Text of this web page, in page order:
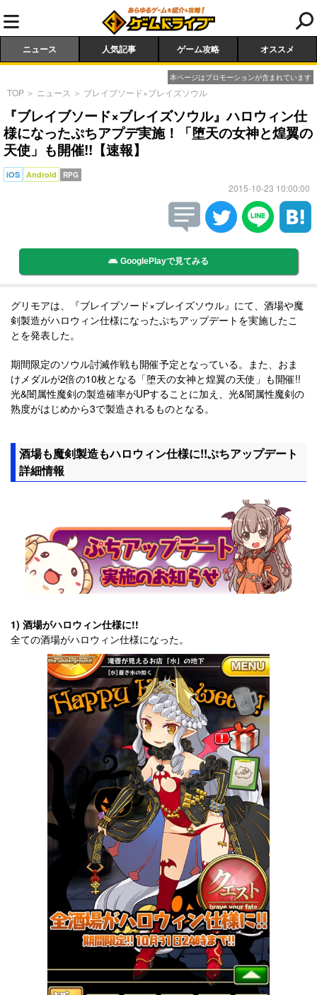
ニュース 人気記事 ゲーム攻略 オススメ
本ページはプロモーションが含まれています
TOP ＞ ニュース ＞ ブレイブソード×ブレイズソウル
『ブレイブソード×ブレイズソウル』ハロウィン仕
様になったぷちアプデ実施！「堕天の女神と煌翼の
天使」も開催!!【速報】
iOS Android RPG
2015-10-23 10:00:00
GooglePlayで見てみる
グリモアは、『ブレイブソード×ブレイズソウル』にて、酒場や魔
剣製造がハロウィン仕様になったぷちアップデートを実施したこ
とを発表した。
期間限定のソウル討滅作戦も開催予定となっている。また、おま
けメダルが2倍の10枚となる「堕天の女神と煌翼の天使」も開催!!
光&闇属性魔剣の製造確率がUPすることに加え、光&闇属性魔剣の
熟度がはじめから3で製造されるものとなる。
酒場も魔剣製造もハロウィン仕様に!!ぷちアップデート
詳細情報
1) 酒場がハロウィン仕様に!!
全ての酒場がハロウィン仕様になった。